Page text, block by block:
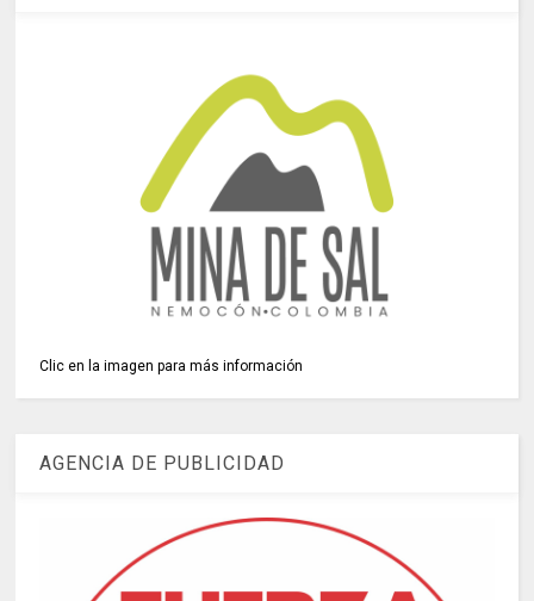
Clic en la imagen para más información
AGENCIA DE PUBLICIDAD